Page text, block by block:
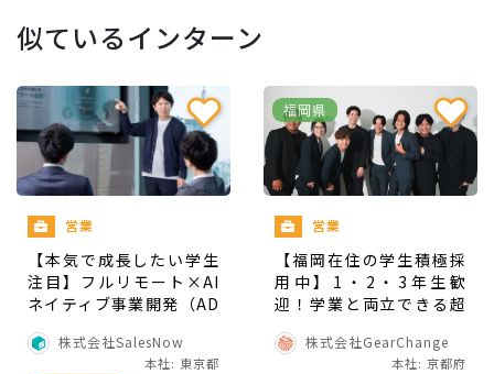
おり、 社会人としてのコミュニケーションス
キルが鍛えられる
NOT指示待ち！企画力 が鍛えられる
YouTube動画制作を通して
様々な分野の「リーダ
ー」とたくさん出会う
に関して机上では得られない
深い知見を獲得できる
似ているインターン
営業
【本気で成長したい学生
注目】フルリモート×AI
ネイティブ事業開発（AD
株式会社SalesNow
本社: 東京都
福岡県
営業
【福岡在住の学生積極採
用中】1・2・3年生歓
迎！学業と両立できる超
株式会社GearChange
本社: 京都府